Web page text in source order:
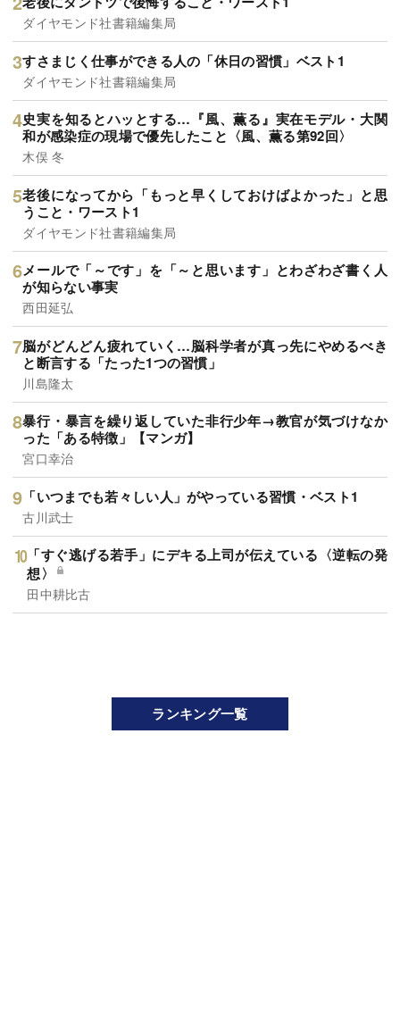
ダイヤモンド社書籍編集局
すさまじく仕事ができる人の「休日の習慣」ベスト1
ダイヤモンド社書籍編集局
史実を知るとハッとする…『風、薫る』実在モデル・大関
和が感染症の現場で優先したこと〈風、薫る第92回〉
木俣 冬
老後になってから「もっと早くしておけばよかった」と思
うこと・ワースト1
ダイヤモンド社書籍編集局
メールで「～です」を「～と思います」とわざわざ書く人
が知らない事実
西田延弘
脳がどんどん疲れていく…脳科学者が真っ先にやめるべき
と断言する「たった1つの習慣」
川島隆太
暴行・暴言を繰り返していた非行少年→教官が気づけなか
った「ある特徴」【マンガ】
宮口幸治
「いつまでも若々しい人」がやっている習慣・ベスト1
古川武士
「すぐ逃げる若手」にデキる上司が伝えている〈逆転の発
想〉
田中耕比古
ランキング一覧